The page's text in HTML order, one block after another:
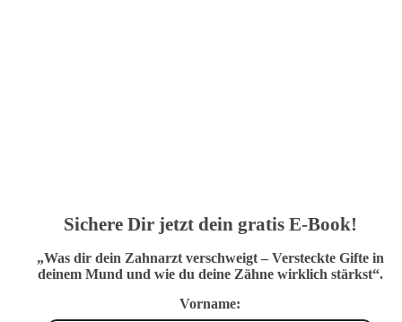
Sichere Dir jetzt dein gratis E-Book!
„Was dir dein Zahnarzt verschweigt – Versteckte Gifte in
deinem Mund und wie du deine Zähne wirklich stärkst“.
Vorname: